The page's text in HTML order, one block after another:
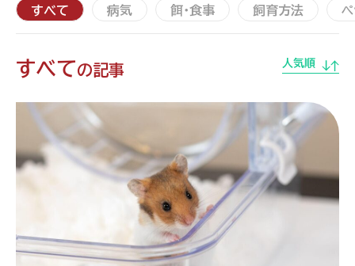
すべて 病気 餌・食事 飼育方法
すべての記事 人気順